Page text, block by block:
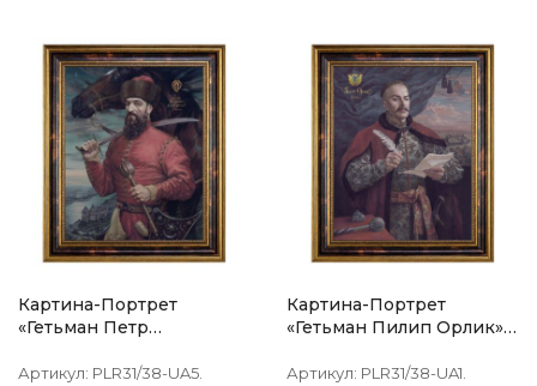
Картина-Портрет
«Гетьман Петр
Артикул: PLR31/38-UA5.
Картина-Портрет
«Гетьман Пилип Орлик»
Артикул: PLR31/38-UA1.